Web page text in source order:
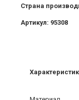
Страна
Артикул: 95308